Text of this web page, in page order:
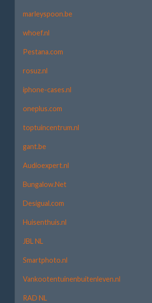
marleyspoon.be
whoef.nl
Pestana.com
rosuz.nl
iphone-cases.nl
oneplus.com
toptuincentrum.nl
gant.be
Audioexpert.nl
Bungalow.Net
Desigual.com
Huisenthuis.nl
JBL NL
Smartphoto.nl
Vankootentuinenbuitenleven.nl
RAD NL